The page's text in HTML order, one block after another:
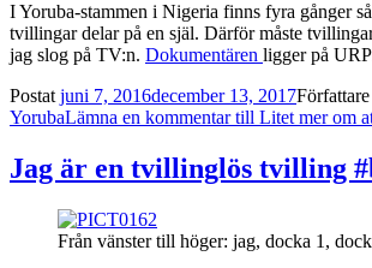
I Yoruba-stammen i Nigeria finns fyra gånger
tvillingar delar på en själ. Därför måste
jag slog på TV:n. Dokumentären ligger på
Postat juni 7, 2016december 13, 2017Författare
YorubaLämna en kommentartill Litet mer om
Jag är en tvillinglös tvilling
Från vänster till höger: jag, docka 1,